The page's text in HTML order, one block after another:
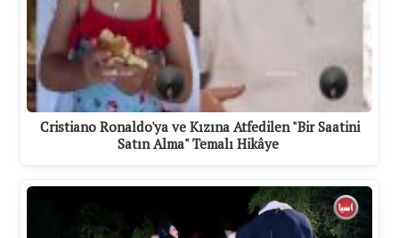
Cristiano Ronaldo'ya ve Kızına Atfedilen "Bir Saatini
Satın Alma" Temalı Hikâye